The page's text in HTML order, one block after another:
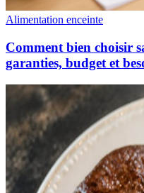
Alimentation enceinte
Comment bien choisir
garanties, budget et